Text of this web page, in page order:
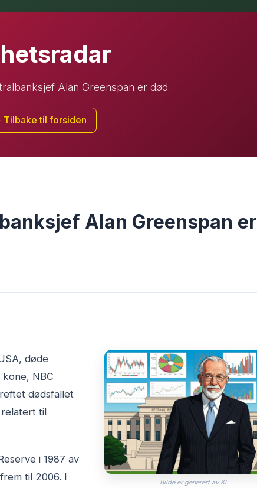
Alan Greenspan er død
til forsiden
Alan Greenspan er
Bilde er generert av KI
døde
kone, NBC
dødsfallet
til
i 1987 av
til 2006. I